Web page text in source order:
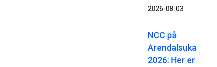
2026-08-03
NCC på
Arendalsuka
2026: Her er